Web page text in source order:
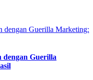
dengan Guerilla